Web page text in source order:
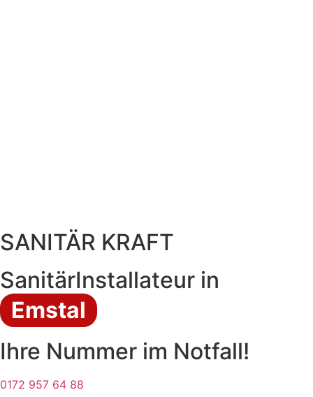
SANITÄR KRAFT
SanitärInstallateur in
Emstal
Ihre Nummer im Notfall!
0172 957 64 88